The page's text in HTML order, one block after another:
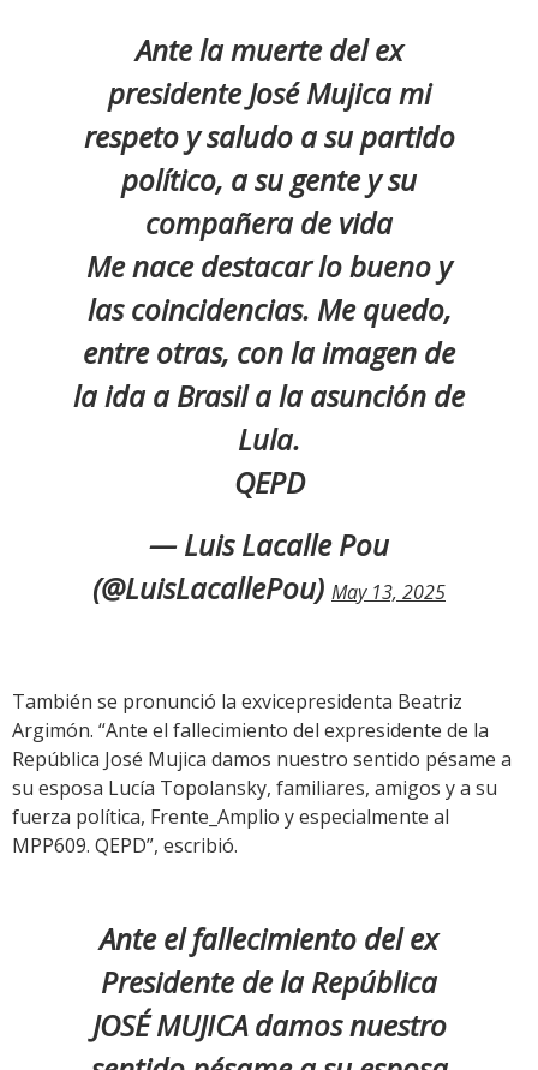
Ante la muerte del ex
presidente José Mujica mi
respeto y saludo a su partido
político, a su gente y su
compañera de vida
Me nace destacar lo bueno y
las coincidencias. Me quedo,
entre otras, con la imagen de
la ida a Brasil a la asunción de
Lula.
QEPD
— Luis Lacalle Pou
(@LuisLacallePou) May 13, 2025
También se pronunció la exvicepresidenta Beatriz
Argimón. “Ante el fallecimiento del expresidente de la
República José Mujica damos nuestro sentido pésame a
su esposa Lucía Topolansky, familiares, amigos y a su
fuerza política, Frente_Amplio y especialmente al
MPP609. QEPD”, escribió.
Ante el fallecimiento del ex
Presidente de la República
JOSÉ MUJICA damos nuestro